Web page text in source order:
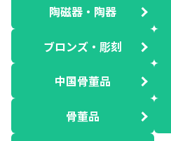
陶磁器・陶器
ブロンズ・彫刻
中国骨董品
骨董品